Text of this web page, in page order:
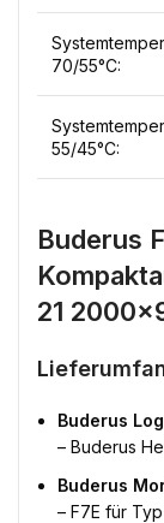
70/55°C:
55/45°C:
Buderus
21
Buderus
– Buderus
Buderus
– F7E für Typ